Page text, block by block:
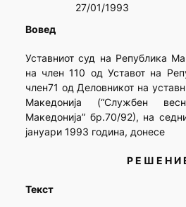
27/01/1993
Вовед
Уставниот суд на Република
на член 110 од Уставот на
член71 од Деловникот на
Македонија (“Службен
Македонија” бр.70/92), на
јануари 1993 година, донесе
Р Е Ш Е Н И
Текст